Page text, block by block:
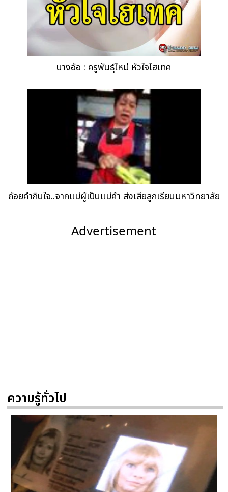
บางอ้อ : ครูพันธุ์ใหม่ หัวใจไฮเทค
ถ้อยคำกินใจ..จากแม่ผู้เป็นแม่ค้า ส่งเสียลูกเรียนมหาวิทยาลัย
Advertisement
ความรู้ทั่วไป